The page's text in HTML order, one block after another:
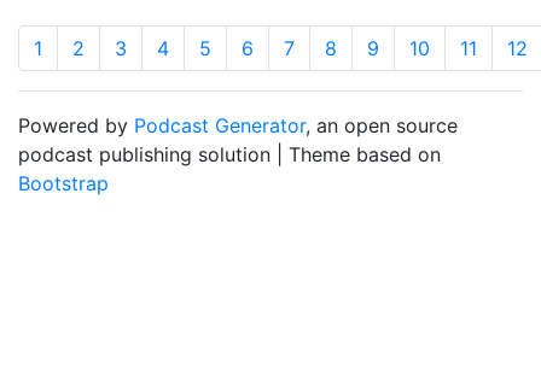
1 2 3 4 5 6 7 8 9 10 11 12
Powered by Podcast Generator, an open source
podcast publishing solution | Theme based on
Bootstrap